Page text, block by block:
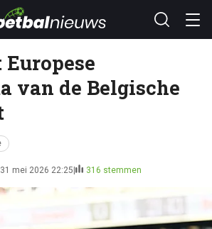
van de Belgische
31 mei 2026 22:25 316 stemmen